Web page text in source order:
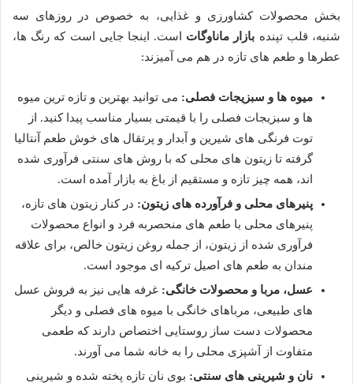
بخش محصولات کشاورزی و غذایی، به خصوص در روزهای سه
شنبه، قلب تپنده بازار ماناوگات است. اینجا جایی است که رنگ ها،
عطرها و طعم های تازه در هم می آمیزند:
میوه ها و سبزیجات فصلی: می توانید بهترین و تازه ترین میوه
ها و سبزیجات فصلی را با قیمتی بسیار مناسب پیدا کنید. از
توت فرنگی های شیرین و آبدار و پرتقال های خوش طعم آنتالیا
گرفته تا زیتون های محلی که با روش های سنتی فرآوری شده
اند، همه چیز تازه و مستقیم از باغ به بازار آمده است.
پنیرهای محلی و فرآورده های زیتون: در کنار زیتون های تازه،
پنیرهای محلی با طعم های منحصربه فرد و انواع محصولات
فرآوری شده از زیتون، از جمله روغن زیتون خالص، برای علاقه
مندان به طعم های اصیل ترکیه ای موجود است.
عسل، مربا و محصولات خانگی: غرفه هایی نیز به فروش عسل
های طبیعی، مرباهای خانگی با میوه های فصلی و دیگر
محصولات دست ساز روستایی اختصاص دارند که طعمی
متفاوت از آشپزی محلی را به خانه شما می آورند.
نان و شیرینی های سنتی: بوی نان تازه پخته شده و شیرینی